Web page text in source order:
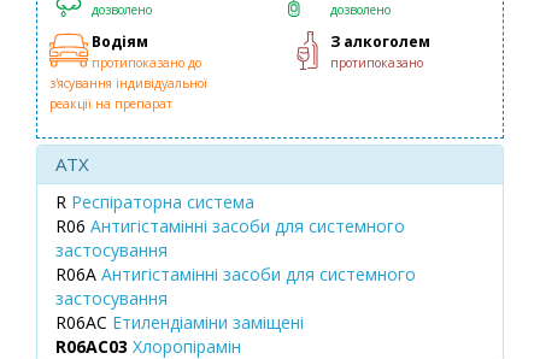
дозволено дозволено
Водіям
протипоказано до
з'ясування індивідуальної
реакції на препарат
З алкоголем
протипоказано
ATX
R Респіраторна система
R06 Антигістамінні засоби для системного
застосування
R06A Антигістамінні засоби для системного
застосування
R06AC Етилендіаміни заміщені
R06AC03 Хлоропірамін